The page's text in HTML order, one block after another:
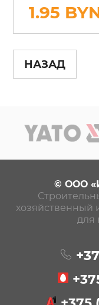
1.95
НАЗАД
© ООО
хозяйственный
для